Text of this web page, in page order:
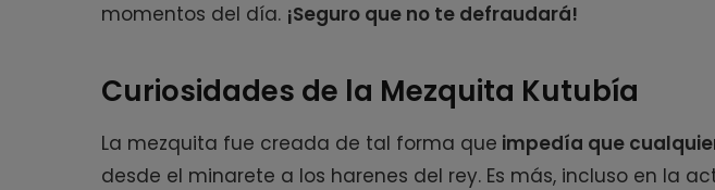
momentos del día. ¡Seguro que no te defraudará!
Curiosidades de la Mezquita Kutubía
La mezquita fue creada de tal forma que impedía que
desde el minarete a los harenes del rey. Es más, incluso en la